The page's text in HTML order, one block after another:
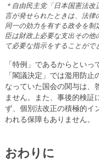
＊自由民主党「日本国憲法
言が発せられたときは、法
同一の効力を有する政令を
臣は財政上必要な支出その
て必要な指示をすることがで
「特例」であるからといっ
「閣議決定」では濫用防
なっていた国会の関与は、
ません。また、事後的検証
ず、個別法改正の積極的イ
われる保障もありません。
おわりに